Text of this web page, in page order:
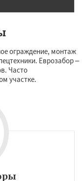
ограждение, монтаж
Еврозабор –
Часто
участке.